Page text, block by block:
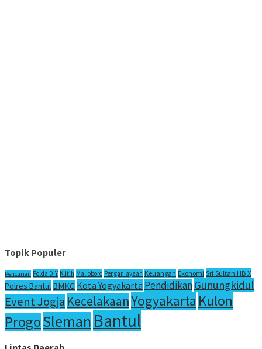
Topik Populer
Pencurian Polda DIY Klitih Malioboro Penganiayaan Keuangan Ekonomi Sri Sultan HB X
Polres Bantul BMKG Kota Yogyakarta PendidikanGunungkidul
Event Jogja KecelakaanYogyakarta Kulon
ProgoSleman Bantul